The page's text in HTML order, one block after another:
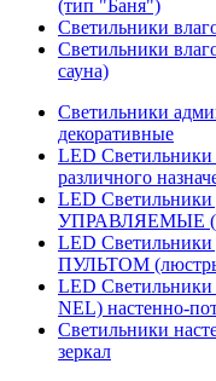
(тип "Баня")
Светильники
Светильники
сауна)
Светильники
декоративные
LED
различного
LED
УПРАВЛЯЕМЫЕ
LED Светильники
ПУЛЬТОМ
LED
NEL) настенно-
Светильники
зеркал